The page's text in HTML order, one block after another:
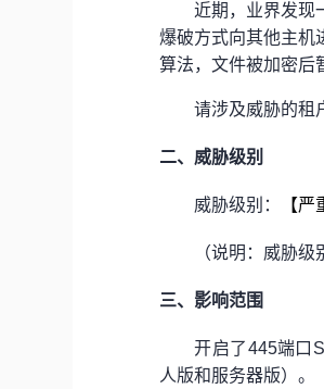
近期，业界发现
爆破方式向其他主机
算法，文件被加密后
请涉及威胁的租
二、威胁级别
威胁级别： 【严
（说明：威胁
三、影响范围
开启了445端口
人版和服务器版）。